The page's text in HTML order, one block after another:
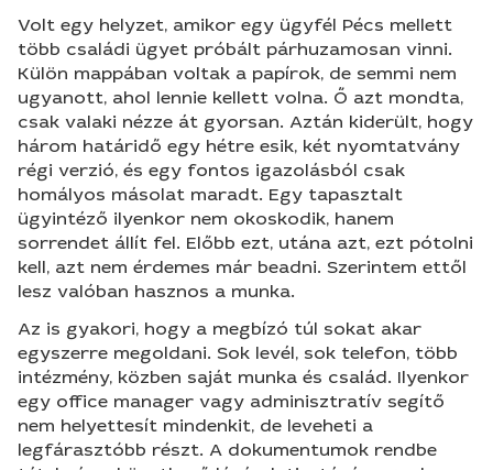
Volt egy helyzet, amikor egy ügyfél Pécs mellett
több családi ügyet próbált párhuzamosan vinni.
Külön mappában voltak a papírok, de semmi nem
ugyanott, ahol lennie kellett volna. Ő azt mondta,
csak valaki nézze át gyorsan. Aztán kiderült, hogy
három határidő egy hétre esik, két nyomtatvány
régi verzió, és egy fontos igazolásból csak
homályos másolat maradt. Egy tapasztalt
ügyintéző ilyenkor nem okoskodik, hanem
sorrendet állít fel. Előbb ezt, utána azt, ezt pótolni
kell, azt nem érdemes már beadni. Szerintem ettől
lesz valóban hasznos a munka.
Az is gyakori, hogy a megbízó túl sokat akar
egyszerre megoldani. Sok levél, sok telefon, több
intézmény, közben saját munka és család. Ilyenkor
egy office manager vagy adminisztratív segítő
nem helyettesít mindenkit, de leveheti a
legfárasztóbb részt. A dokumentumok rendbe